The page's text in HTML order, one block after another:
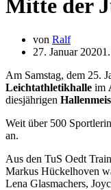
Mitte der
von Ralf
27. Januar 2020
Am Samstag, dem 25.
Leichtathletikhalle im
diesjährigen
Weit über 500
an.
Aus den TuS Oedt
Markus Hückelhoven
Lena Glasmachers,